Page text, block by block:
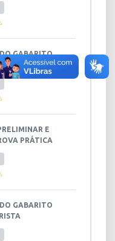
GABARITO
CIVIL
E
PRÁTICA
GABARITO